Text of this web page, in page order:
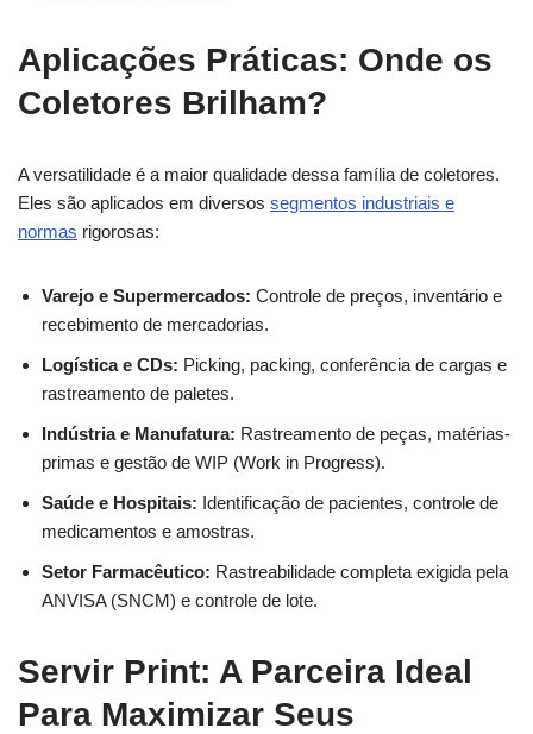
Aplicações Práticas: Onde os
Coletores Brilham?
A versatilidade é a maior qualidade dessa família de coletores.
Eles são aplicados em diversos segmentos industriais e
normas rigorosas:
Varejo e Supermercados: Controle de preços, inventário e
recebimento de mercadorias.
Logística e CDs: Picking, packing, conferência de cargas e
rastreamento de paletes.
Indústria e Manufatura: Rastreamento de peças, matérias-
primas e gestão de WIP (Work in Progress).
Saúde e Hospitais: Identificação de pacientes, controle de
medicamentos e amostras.
Setor Farmacêutico: Rastreabilidade completa exigida pela
ANVISA (SNCM) e controle de lote.
Servir Print: A Parceira Ideal
Para Maximizar Seus